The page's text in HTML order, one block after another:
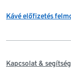
Kávé előfizetés
Kapcsolat & segítség